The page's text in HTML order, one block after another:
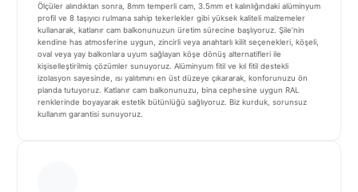
Ölçüler alındıktan sonra, 8mm temperli cam, 3.5mm et kalınlığındaki alüminyum
profil ve 8 taşıyıcı rulmana sahip tekerlekler gibi yüksek kaliteli malzemeler
kullanarak, katlanır cam balkonunuzun üretim sürecine başlıyoruz. Şile’nin
kendine has atmosferine uygun, zincirli veya anahtarlı kilit seçenekleri, köşeli,
oval veya yay balkonlara uyum sağlayan köşe dönüş alternatifleri ile
kişiselleştirilmiş çözümler sunuyoruz. Alüminyum fitil ve kıl fitil destekli
izolasyon sayesinde, ısı yalıtımını en üst düzeye çıkararak, konforunuzu ön
planda tutuyoruz. Katlanır cam balkonunuzu, bina cephesine uygun RAL
renklerinde boyayarak estetik bütünlüğü sağlıyoruz. Biz kurduk, sorunsuz
kullanım garantisi sunuyoruz.